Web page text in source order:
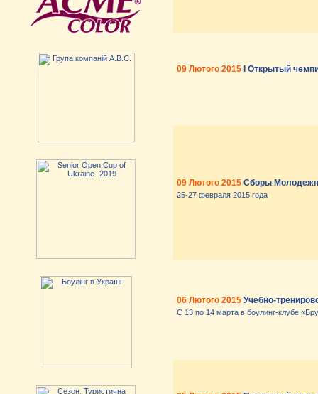
09 Лютого 2015 I Открытый
09 Лютого 2015 Сборы
25-27 февраля 2015 года
06 Лютого 2015 Учебно-
С 13 по 14 марта в боулинг-клубе